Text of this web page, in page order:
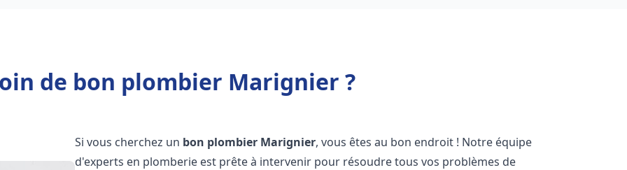
de bon plombier Marignier ?
Si vous cherchez un bon plombier Marignier, vous êtes au bon endroit ! Notre équipe
d'experts en plomberie est prête à intervenir pour résoudre tous vos problèmes de